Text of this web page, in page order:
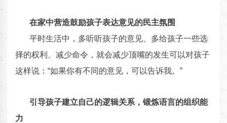
在家中营造鼓励孩子表达意见的民主氛围
平时生活中，多听听孩子的意见、多给孩子一些选
择的权利、减少命令，就会减少顶嘴的发生可以对孩子
这样说：“如果你有不同的意见，可以告诉我。”
引导孩子建立自己的逻辑关系，锻炼语言的组织能
力